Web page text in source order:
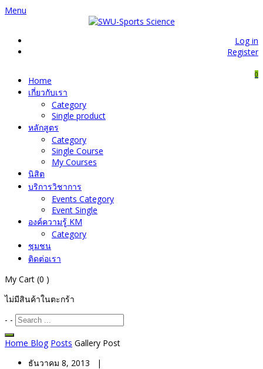
Menu
Log in
Register
0
Home
เกี่ยวกับเรา
Category
Single product
หลักสูตร
Category
Single Course
My Courses
นิสิต
บริการวิชาการ
Events Category
Event Single
องค์ความรู้ KM
Category
ชุมชน
ติดต่อเรา
My Cart (0 )
ไม่มีสินค้าในตะกร้า
- -
Home Blog Posts Gallery Post
ธันวาคม 8, 2013 |